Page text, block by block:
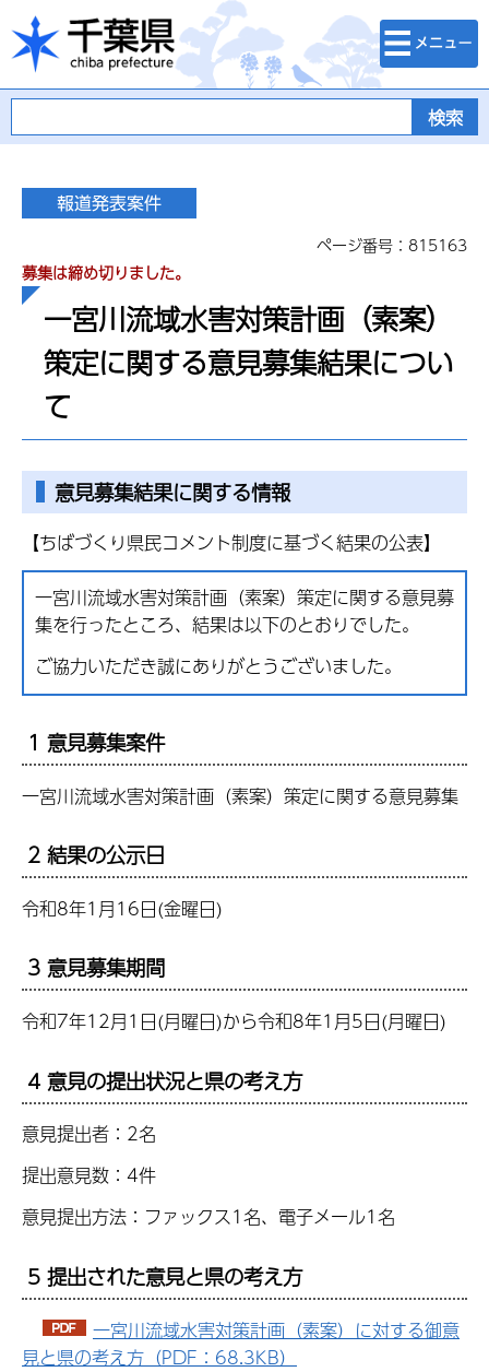
千葉県
検索・メニュ
ー
ページ番号：815163
募集は締め切りました。
一宮川流域水害対策計画（素案）
策定に関する意見募集結果につい
て
意見募集結果に関する情報
【ちばづくり県民コメント制度に基づく結果の公表】
一宮川流域水害対策計画（素案）策定に関する意見募
集を行ったところ、結果は以下のとおりでした。
ご協力いただき誠にありがとうございました。
1 意見募集案件
一宮川流域水害対策計画（素案）策定に関する意見募集
2 結果の公示日
令和8年1月16日(金曜日)
3 意見募集期間
令和7年12月1日(月曜日)から令和8年1月5日(月曜日)
4 意見の提出状況と県の考え方
意見提出者：2名
提出意見数：4件
意見提出方法：ファックス1名、電子メール1名
5 提出された意見と県の考え方
一宮川流域水害対策計画（素案）に対する御意
見と県の考え方（PDF：68.3KB）